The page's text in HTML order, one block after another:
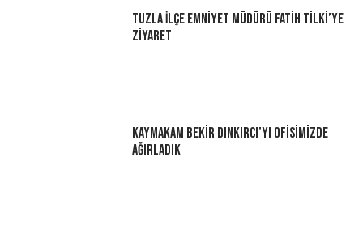
Tuzla İlçe Emniyet Müdürü Fatih Tilki’ye
Ziyaret
Kaymakam Bekir Dınkırcı’yı Ofisimizde
Ağırladık